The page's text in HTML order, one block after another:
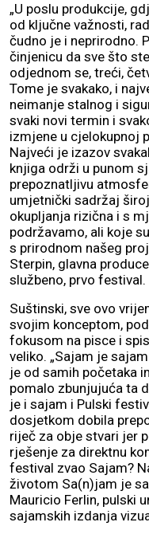
„U poslu produkcije,
od ključne važnosti,
čudno je i neprirodno.
činjenicu da sve što
odjednom se, treći,
Tome je svakako, i
neimanje stalnog i
svaki novi termin i
izmjene u cjelokupnoj
Najveći je izazov
knjiga održi u punom
prepoznatljivu
umjetnički sadržaj
okupljanja rizična i s
podržavamo, ali koje
s prirodnom našeg
Sterpin, glavna
službeno, prvo festival.
Suštinski, sve ovo
svojim konceptom,
fokusom na pisce i
veliko. „Sajam je
je od samih početaka
pomalo zbunjujuća ta
je i sajam i Pulski
dosjetkom dobila
riječ za obje stvari jer
rješenje za direktnu
festival zvao Sajam?
životom Sa(n)jam je
Mauricio Ferlin, pulski
sajamskih izdanja